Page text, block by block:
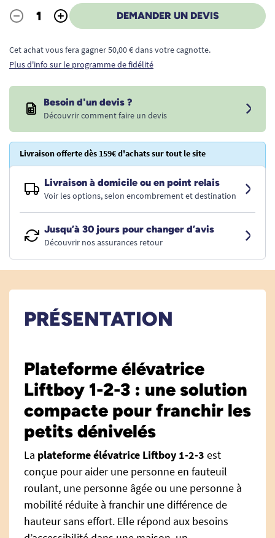
Quantité
- + DEMANDER UN DEVIS
Cet achat vous fera gagner 50,00 € dans votre cagnotte.
Plus d'info sur le programme de fidélité
Besoin d'un devis ?
Découvrir comment faire un devis
Livraison offerte dès 159€ d'achats sur tout le site
Livraison à domicile ou en point relais
Voir les options, selon encombrement et destination
Jusqu’à 30 jours pour changer d’avis
Découvrir nos assurances retour
PRÉSENTATION
Plateforme élévatrice
Liftboy 1-2-3 : une solution
compacte pour franchir les
petits dénivelés
La plateforme élévatrice Liftboy 1-2-3 est
conçue pour aider une personne en fauteuil
roulant, une personne âgée ou une personne à
mobilité réduite à franchir une différence de
hauteur sans effort. Elle répond aux besoins